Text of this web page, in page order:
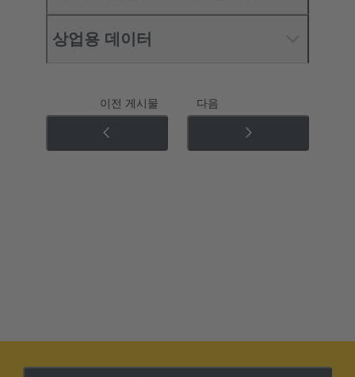
상업용 데이터
이전 게시물 다음